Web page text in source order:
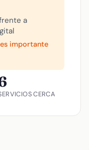
a
importante
CERCA